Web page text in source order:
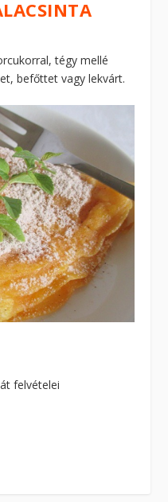
tégy mellé
befőttet vagy lekvárt.
felvételei